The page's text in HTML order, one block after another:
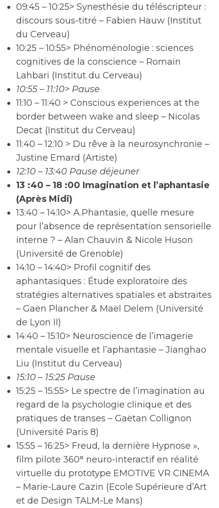
09:45 – 10:25> Synesthésie du téléscripteur :
discours sous-titré – Fabien Hauw (Institut
du Cerveau)
10:25 – 10:55> Phénoménologie : sciences
cognitives de la conscience – Romain
Lahbari (Institut du Cerveau)
10:55 – 11:10> Pause
11:10 – 11:40 > Conscious experiences at the
border between wake and sleep – Nicolas
Decat (Institut du Cerveau)
11:40 – 12:10 > Du rêve à la neurosynchronie –
Justine Emard (Artiste)
12:10 – 13:40 Pause déjeuner
13 :40 – 18 :00 Imagination et l’aphantasie
(Après Midi)
13:40 – 14:10> A.Phantasie, quelle mesure
pour l’absence de représentation sensorielle
interne ? – Alan Chauvin & Nicole Huson
(Université de Grenoble)
14:10 – 14:40> Profil cognitif des
aphantasiques : Étude exploratoire des
stratégies alternatives spatiales et abstraites
– Gaën Plancher & Maël Delem (Université
de Lyon II)
14:40 – 15:10> Neuroscience de l’imagerie
mentale visuelle et l’aphantasie – Jianghao
Liu (Institut du Cerveau)
15:10 – 15:25 Pause
15:25 – 15:55> Le spectre de l’imagination au
regard de la psychologie clinique et des
pratiques de transes – Gaëtan Collignon
(Université Paris 8)
15:55 – 16:25> Freud, la dernière Hypnose »,
film pilote 360° neuro-interactif en réalité
virtuelle du prototype EMOTIVE VR CINEMA
– Marie-Laure Cazin (Ecole Supérieure d’Art
et de Design TALM-Le Mans)